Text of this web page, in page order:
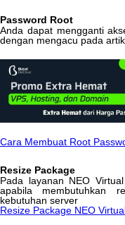
Password Root
Anda dapat mengganti
dengan mengacu pada
Cara Membuat Root
Resize Package
Pada
layanan NEO Virtual
apabila
membutuhkan
kebutuhan server
Resize Package NEO